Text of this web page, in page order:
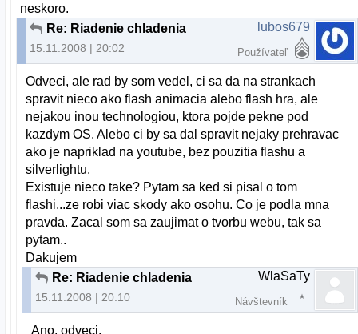
neskoro.
Re: Riadenie chladenia
15.11.2008 | 20:02
lubos679
Používateľ
Odveci, ale rad by som vedel, ci sa da na strankach
spravit nieco ako flash animacia alebo flash hra, ale
nejakou inou technologiou, ktora pojde pekne pod
kazdym OS. Alebo ci by sa dal spravit nejaky prehravac
ako je napriklad na youtube, bez pouzitia flashu a
silverlightu.
Existuje nieco take? Pytam sa ked si pisal o tom
flashi...ze robi viac skody ako osohu. Co je podla mna
pravda. Zacal som sa zaujimat o tvorbu webu, tak sa
pytam..
Dakujem
Re: Riadenie chladenia
15.11.2008 | 20:10
WlaSaTy
Návštevník
Ano, odveci.